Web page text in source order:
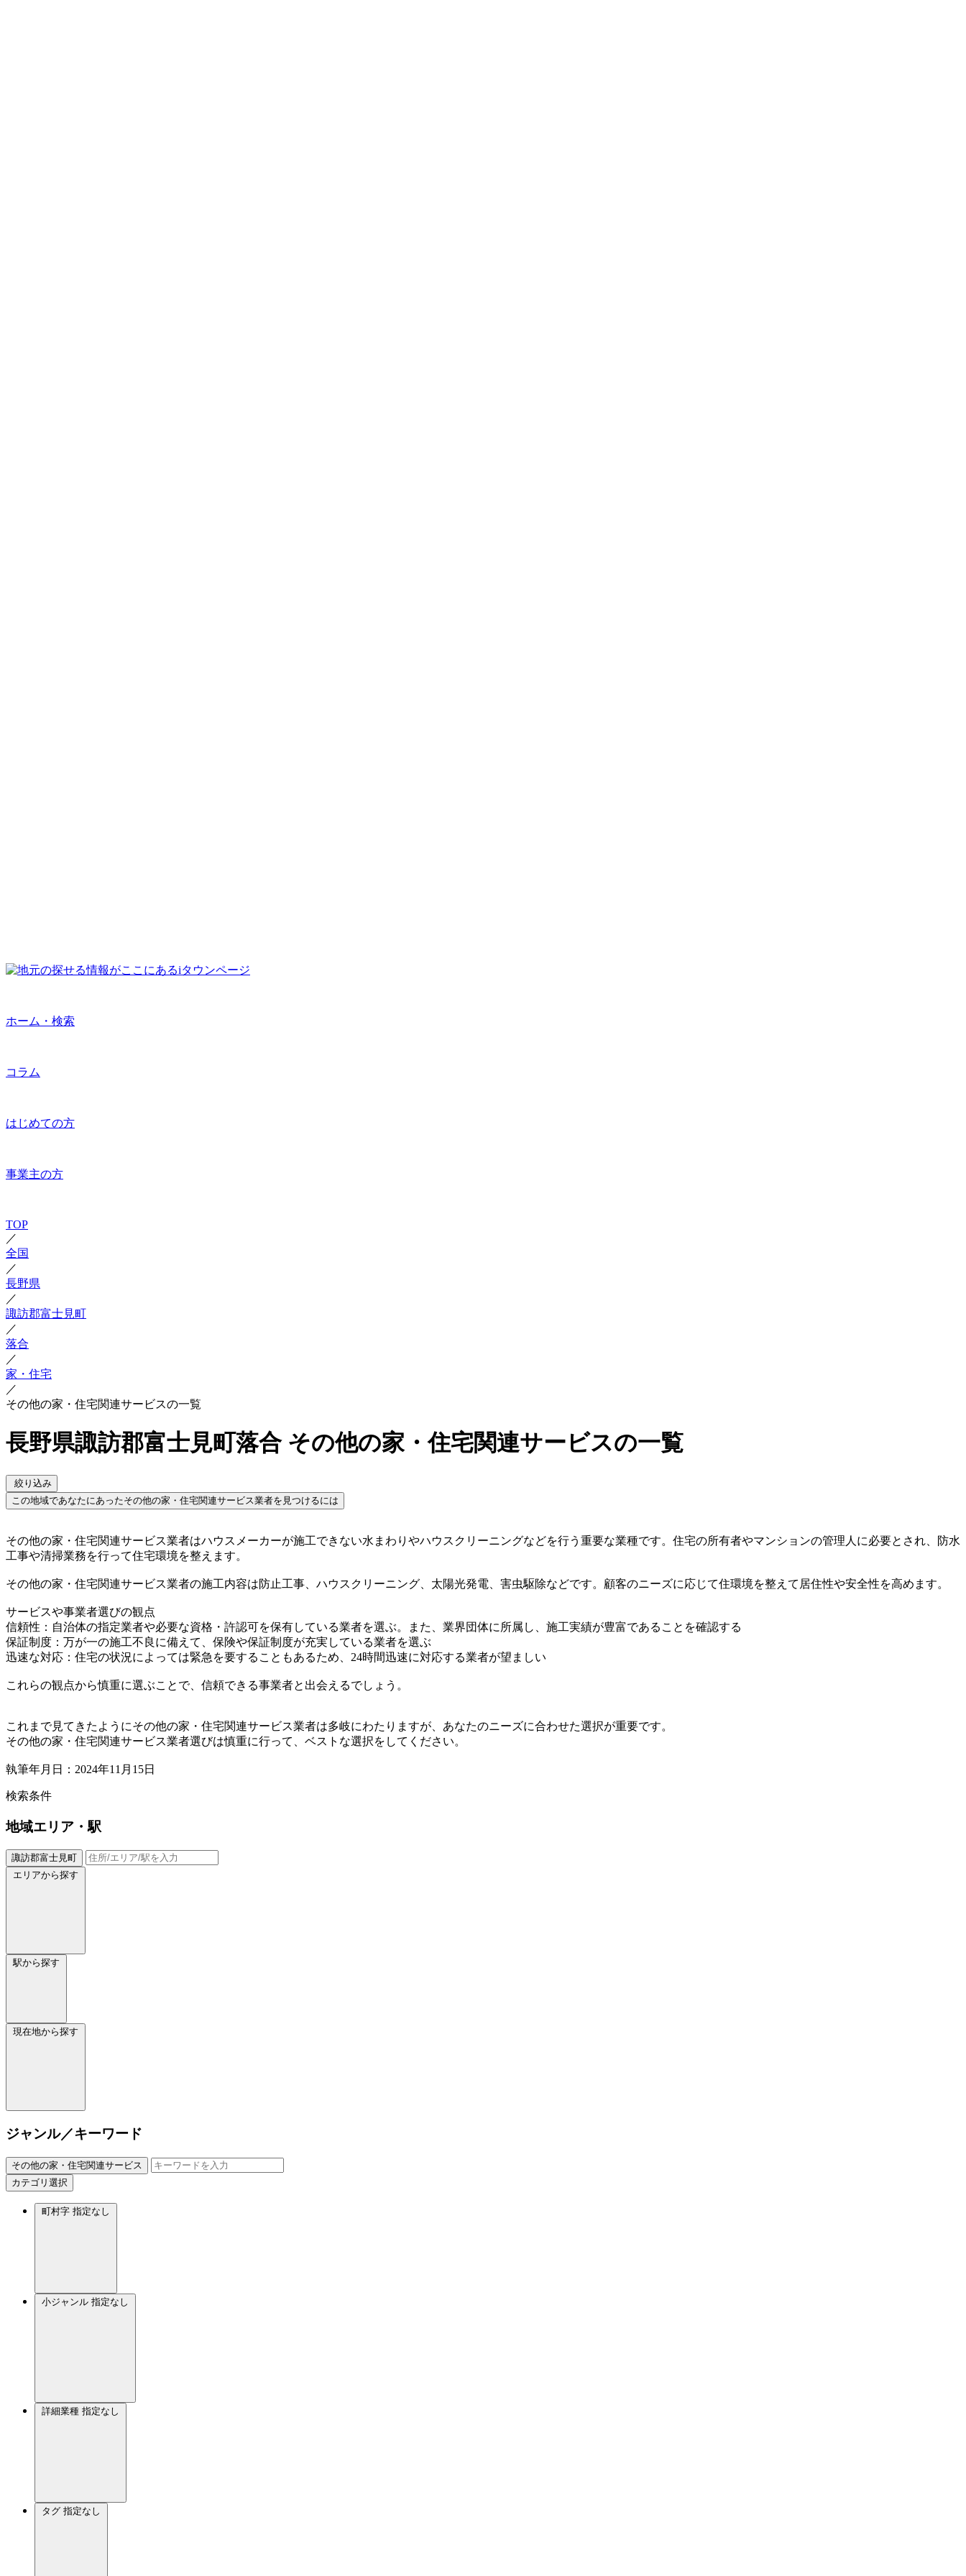
ホーム・検索
コラム
はじめての方
事業主の方
TOP
／
全国
／
長野県
／
諏訪郡富士見町
／
落合
／
家・住宅
／
その他の家・住宅関連サービスの一覧
長野県諏訪郡富士見町落合 その他の家・住宅関連サービスの一覧
絞り込み
この地域であなたにあったその他の家・住宅関連サービス業者を見つけるには
その他の家・住宅関連サービス業者はハウスメーカーが施工できない水まわりやハウスクリーニングなどを行う重要な業種です。住宅の所有者やマンションの管理人に必要とされ、防水
工事や清掃業務を行って住宅環境を整えます。
その他の家・住宅関連サービス業者の施工内容は防止工事、ハウスクリーニング、太陽光発電、害虫駆除などです。顧客のニーズに応じて住環境を整えて居住性や安全性を高めます。
サービスや事業者選びの観点
信頼性：自治体の指定業者や必要な資格・許認可を保有している業者を選ぶ。また、業界団体に所属し、施工実績が豊富であることを確認する
保証制度：万が一の施工不良に備えて、保険や保証制度が充実している業者を選ぶ
迅速な対応：住宅の状況によっては緊急を要することもあるため、24時間迅速に対応する業者が望ましい
これらの観点から慎重に選ぶことで、信頼できる事業者と出会えるでしょう。
これまで見てきたようにその他の家・住宅関連サービス業者は多岐にわたりますが、あなたのニーズに合わせた選択が重要です。
その他の家・住宅関連サービス業者選びは慎重に行って、ベストな選択をしてください。
執筆年月日：2024年11月15日
検索条件
地域エリア・駅
諏訪郡富士見町
エリアから探す
駅から探す
現在地から探す
ジャンル／キーワード
その他の家・住宅関連サービス
カテゴリ選択
町村字 指定なし
小ジャンル 指定なし
詳細業種 指定なし
タグ 指定なし